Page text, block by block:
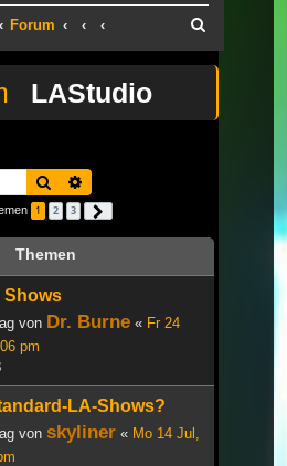
Forum
LAStudio
Suche
1 2 3
Themen
Shows
von Dr. Burne « Fr 24
pm
LA-Shows?
von skyliner « Mo 14 Jul,